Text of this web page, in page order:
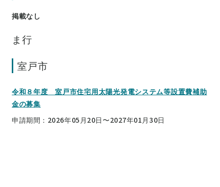
掲載なし
ま行
室戸市
令和８年度 室戸市住宅用太陽光発電システム等設置費補助
金の募集
申請期間：2026年05月20日〜2027年01月30日